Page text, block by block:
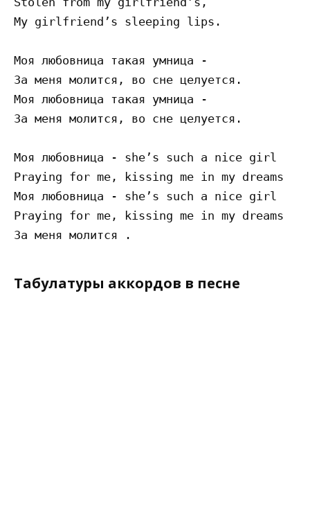
My girlfriend’s sleeping lips.
Моя любовница такая умница -
За меня молится, во сне целуется.
Моя любовница такая умница -
За меня молится, во сне целуется.
Моя любовница - she’s such a nice girl
Praying for me, kissing me in my dreams
Моя любовница - she’s such a nice girl
Praying for me, kissing me in my dreams
Табулатуры аккордов в песне